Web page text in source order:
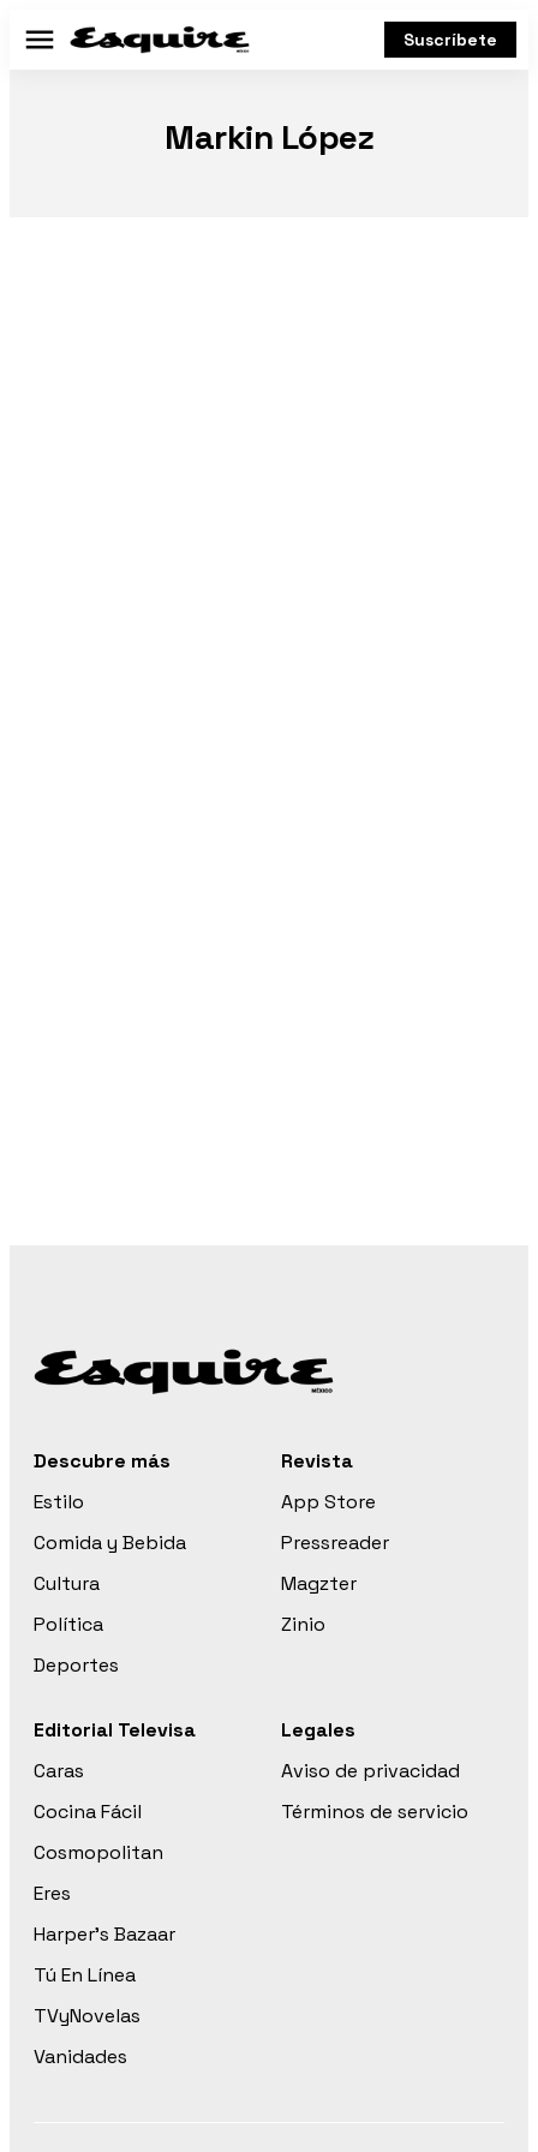
Menú Suscríbete
Markin López
Descubre más
Estilo
Comida y Bebida
Cultura
Política
Deportes
Revista
App Store
Pressreader
Magzter
Zinio
Editorial Televisa
Caras
Cocina Fácil
Cosmopolitan
Eres
Harper’s Bazaar
Tú En Línea
TVyNovelas
Vanidades
Legales
Aviso de privacidad
Términos de servicio